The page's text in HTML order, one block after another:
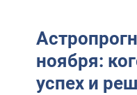
ноября:
успех и